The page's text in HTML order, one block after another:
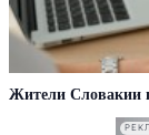
Жители Словакии